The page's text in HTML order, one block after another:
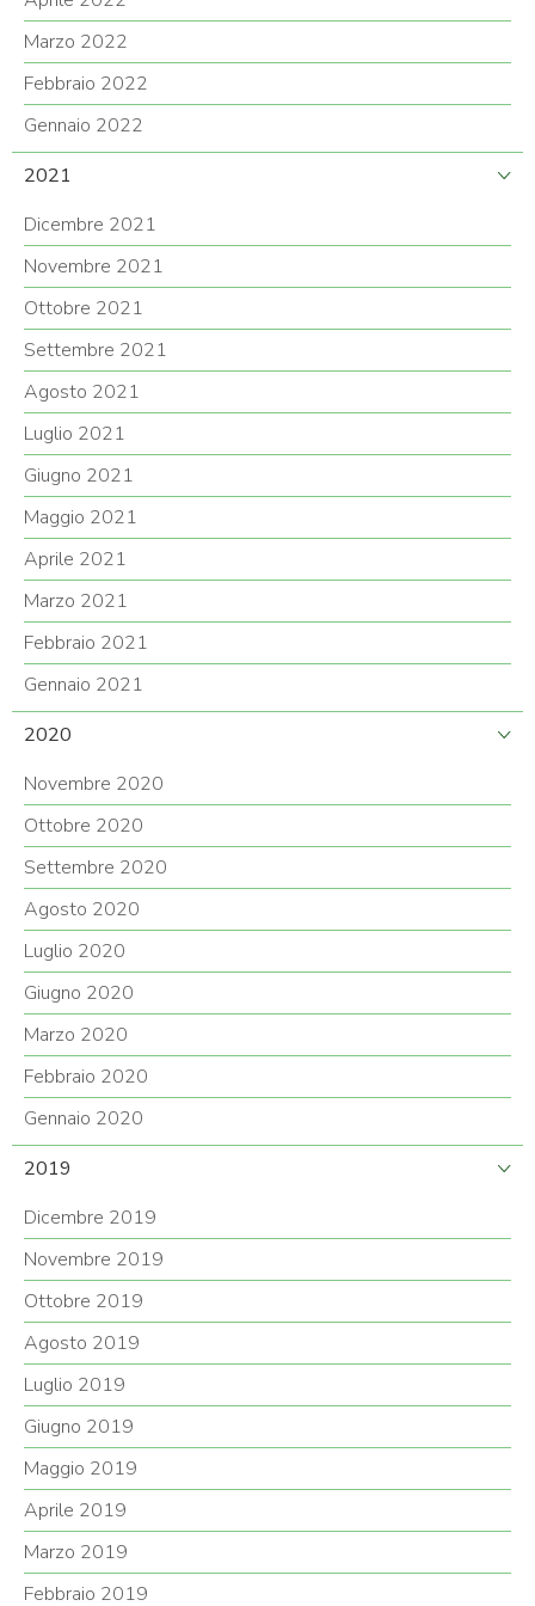
Marzo 2022
Febbraio 2022
Gennaio 2022
2021
Dicembre 2021
Novembre 2021
Ottobre 2021
Settembre 2021
Agosto 2021
Luglio 2021
Giugno 2021
Maggio 2021
Aprile 2021
Marzo 2021
Febbraio 2021
Gennaio 2021
2020
Novembre 2020
Ottobre 2020
Settembre 2020
Agosto 2020
Luglio 2020
Giugno 2020
Marzo 2020
Febbraio 2020
Gennaio 2020
2019
Dicembre 2019
Novembre 2019
Ottobre 2019
Agosto 2019
Luglio 2019
Giugno 2019
Maggio 2019
Aprile 2019
Marzo 2019
Febbraio 2019